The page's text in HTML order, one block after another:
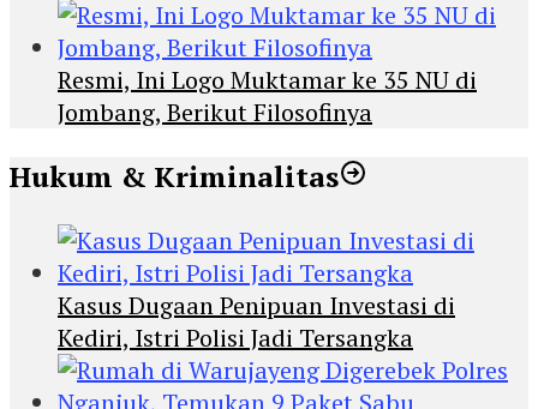
Resmi, Ini Logo Muktamar ke 35 NU di
Jombang, Berikut Filosofinya
Hukum & Kriminalitas
Kasus Dugaan Penipuan Investasi di
Kediri, Istri Polisi Jadi Tersangka